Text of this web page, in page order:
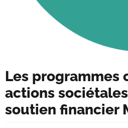
Les
actions
soutien financier